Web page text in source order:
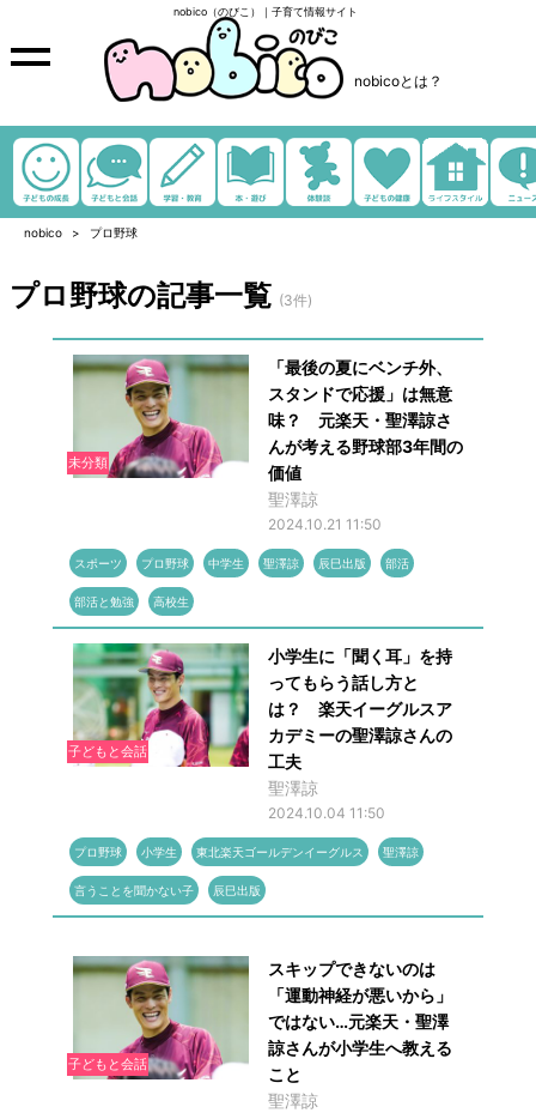
nobico（のびこ）｜子育て情報サイト
nobicoとは？
nobico プロ野球
プロ野球の記事一覧 (3件)
未分類
「最後の夏にベンチ外、
スタンドで応援」は無意
味？ 元楽天・聖澤諒さ
んが考える野球部3年間の
価値
聖澤諒
2024.10.21 11:50
スポーツ プロ野球 中学生 聖澤諒 辰巳出版 部活
部活と勉強 高校生
子どもと会話
小学生に「聞く耳」を持
ってもらう話し方と
は？ 楽天イーグルスア
カデミーの聖澤諒さんの
工夫
聖澤諒
2024.10.04 11:50
プロ野球 小学生 東北楽天ゴールデンイーグルス 聖澤諒
言うことを聞かない子 辰巳出版
子どもと会話
スキップできないのは
「運動神経が悪いから」
ではない…元楽天・聖澤
諒さんが小学生へ教える
こと
聖澤諒